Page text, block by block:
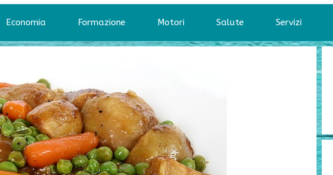
Economia Formazione Motori Salute Servizi